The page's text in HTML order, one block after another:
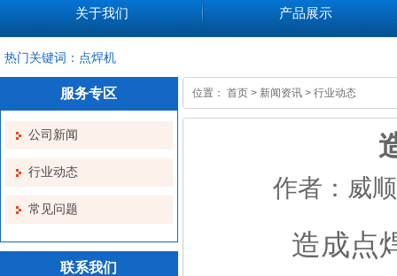
关于我们 产品展示
热门关键词：点焊机
服务专区
公司新闻
行业动态
常见问题
联系我们
位置： 首页 > 新闻资讯 > 行业动态
作者：威
造成点焊